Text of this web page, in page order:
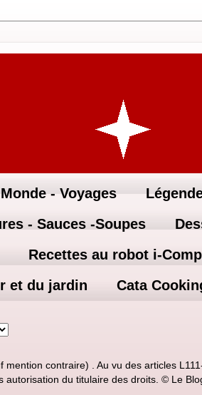
- Voyages
- Sauces -Soupes
Recettes au robot i-
et du jardin Cata
contraire) . Au vu des articles
du titulaire des droits. © Le